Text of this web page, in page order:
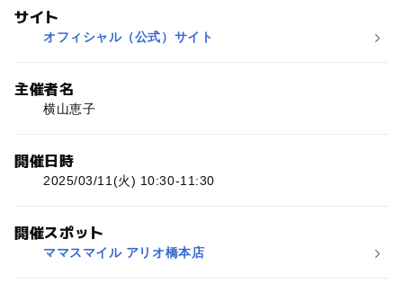
サイト
オフィシャル（公式）サイト
主催者名
横山恵子
開催日時
2025/03/11(火) 10:30-11:30
開催スポット
ママスマイル アリオ橋本店